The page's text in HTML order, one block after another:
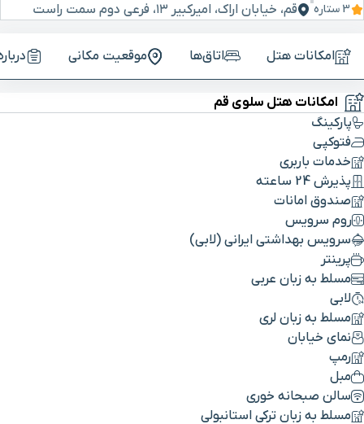
3 ستاره قم، خیابان اراک، امیرکبیر ۱۳، فرعی دوم سمت راست
امکانات هتل اتاق‌ها موقعیت مکانی
امکانات هتل سلوی قم
پارکینگ
فتوکپی
خدمات باربری
پذیرش 24 ساعته
صندوق امانات
روم سرویس
سرویس بهداشتی ایرانی (لابی)
پرینتر
مسلط به زبان عربی
لابی
مسلط به زبان لری
نمای خیابان
رمپ
مبل
سالن صبحانه خوری
مسلط به زبان ترکی استانبولی